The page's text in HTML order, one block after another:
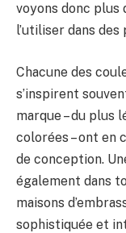
voyons donc
l’utiliser dans
Chacune des
s’inspirent
marque – du plus
colorées – ont en
de conception.
également dans
maisons
sophistiquée et